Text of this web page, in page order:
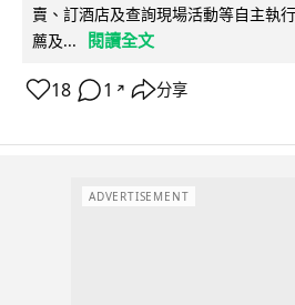
賣、訂酒店及查詢現場活動等自主執
薦及...
閱讀全文
18 1 ↗ 分享
ADVERTISEMENT